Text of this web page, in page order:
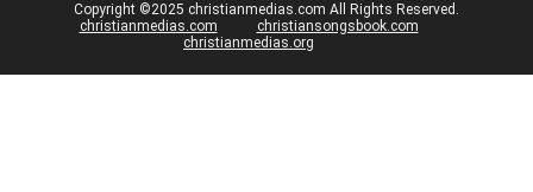
Copyright ©2025 christianmedias.com All Rights Reserved.
christianmedias.com
christiansongsbook.com
christianmedias.org